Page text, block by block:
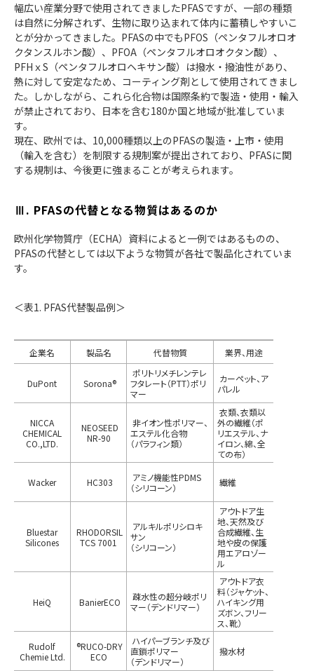
幅広い産業分野で使用されてきましたPFASですが、一部の種類
は自然に分解されず、生物に取り込まれて体内に蓄積しやすいこ
とが分かってきました。PFASの中でもPFOS（ペンタフルオロオ
クタンスルホン酸）、PFOA（ペンタフルオロオクタン酸）、
PFHｘS（ペンタフルオロヘキサン酸）は撥水・撥油性があり、
熱に対して安定なため、コーティング剤として使用されてきまし
た。しかしながら、これら化合物は国際条約で製造・使用・輸入
が禁止されており、日本を含む180か国と地域が批准していま
す。
現在、欧州では、10,000種類以上のPFASの製造・上市・使用
（輸入を含む）を制限する規制案が提出されており、PFASに関
する規制は、今後更に強まることが考えられます。
Ⅲ. PFASの代替となる物質はあるのか
欧州化学物質庁（ECHA）資料によると一例ではあるものの、
PFASの代替としては以下ような物質が各社で製品化されていま
す。
＜表1. PFAS代替製品例＞
企業名 製品名 代替物質 業界、用途
DuPont Sorona®
ポリトリメチレンテレ
フタレート（PTT）ポリ
マー
カーペット、ア
パレル
NICCA
CHEMICAL
CO.,LTD.
NEOSEED
NR-90
非イオン性ポリマー、
エステル化合物
（パラフィン類）
衣類、衣類以
外の繊維（ポ
リエステル、ナ
イロン、綿、全
ての布）
Wacker HC303
アミノ機能性PDMS
（シリコーン）
繊維
Bluestar
Silicones
RHODORSIL
TCS 7001
アルキルポリシロキ
サン
（シリコーン）
アウトドア生
地、天然及び
合成繊維、生
地や皮の保護
用エアロゾー
ル
HeiQ BanierECO
疎水性の超分岐ポリ
マー（デンドリマー）
アウトドア衣
料（ジャケット、
ハイキング用
ズボン、フリー
ス、靴）
Rudolf
Chemie Ltd.
®RUCO-DRY
ECO
ハイパーブランチ及び
直鎖ポリマー
（デンドリマー）
撥水材